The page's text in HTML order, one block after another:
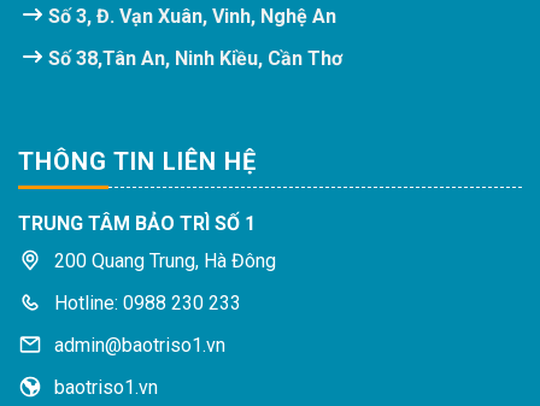
Số 3, Đ. Vạn Xuân, Vinh, Nghệ An
Số 38,Tân An, Ninh Kiều, Cần Thơ
THÔNG TIN LIÊN HỆ
TRUNG TÂM BẢO TRÌ SỐ 1
200 Quang Trung, Hà Đông
Hotline: 0988 230 233
admin@baotriso1.vn
baotriso1.vn